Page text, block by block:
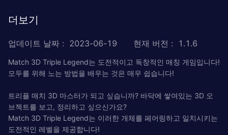
더보기
업데이트 날짜 : 2023-06-19 현재 버전 : 1.1.6
Match 3D Triple Legend는 도전적이고 독창적인 매칭 게임입니다!
모두를 위해 노는 방법을 배우는 것은 매우 쉽습니다!
트리플 매치 3D 마스터가 되고 싶습니까? 바닥에 쌓여있는 3D 오
브젝트를 보고, 정리하고 싶으신가요?
Match 3D Triple Legend는 이러한 개체를 페어링하고 일치시키는
도전적인 레벨을 제공합니다!